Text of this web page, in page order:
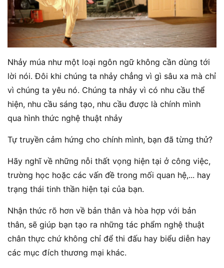
Nhảy múa như một loại ngôn ngữ không cần dùng tới
lời nói. Đôi khi chúng ta nhảy chẳng vì gì sâu xa mà chỉ
vì chúng ta yêu nó. Chúng ta nhảy vì có nhu cầu thể
hiện, nhu cầu sáng tạo, nhu cầu được là chính mình
qua hình thức nghệ thuật nhảy
Tự truyền cảm hứng cho chính mình, bạn đã từng thử?
Hãy nghĩ về những nỗi thất vọng hiện tại ở công việc,
trường học hoặc các vấn đề trong mối quan hệ,... hay
trạng thái tinh thần hiện tại của bạn.
Nhận thức rõ hơn về bản thân và hòa hợp với bản
thân, sẽ giúp bạn tạo ra những tác phẩm nghệ thuật
chân thực chứ không chỉ để thi đấu hay biểu diễn hay
các mục đích thương mại khác.